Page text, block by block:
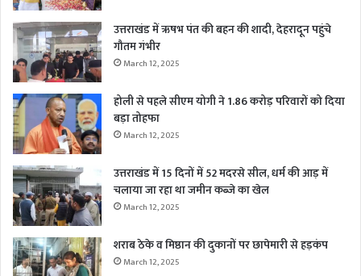
उत्तराखंड में ऋषभ पंत की बहन की शादी, देहरादून पहुंचे
गौतम गंभीर
March 12, 2025
होली से पहले सीएम योगी ने 1.86 करोड़ परिवारों को दिया
बड़ा तोहफा
March 12, 2025
उत्तराखंड में 15 दिनों में 52 मदरसे सील, धर्म की आड़ में
चलाया जा रहा था जमीन कब्जे का खेल
March 12, 2025
शराब ठेके व मिष्ठान की दुकानों पर छापेमारी से हड़कंप
March 12, 2025